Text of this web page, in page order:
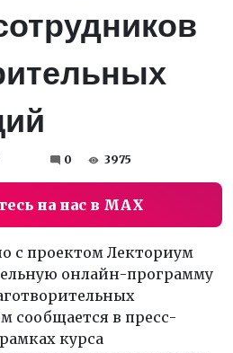
0 3975
на нас в MAX
с проектом Лекториум
онлайн-программу
сообщается в пресс-
курса